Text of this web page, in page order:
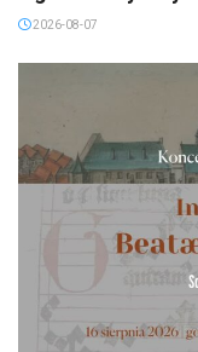
2026-08-07